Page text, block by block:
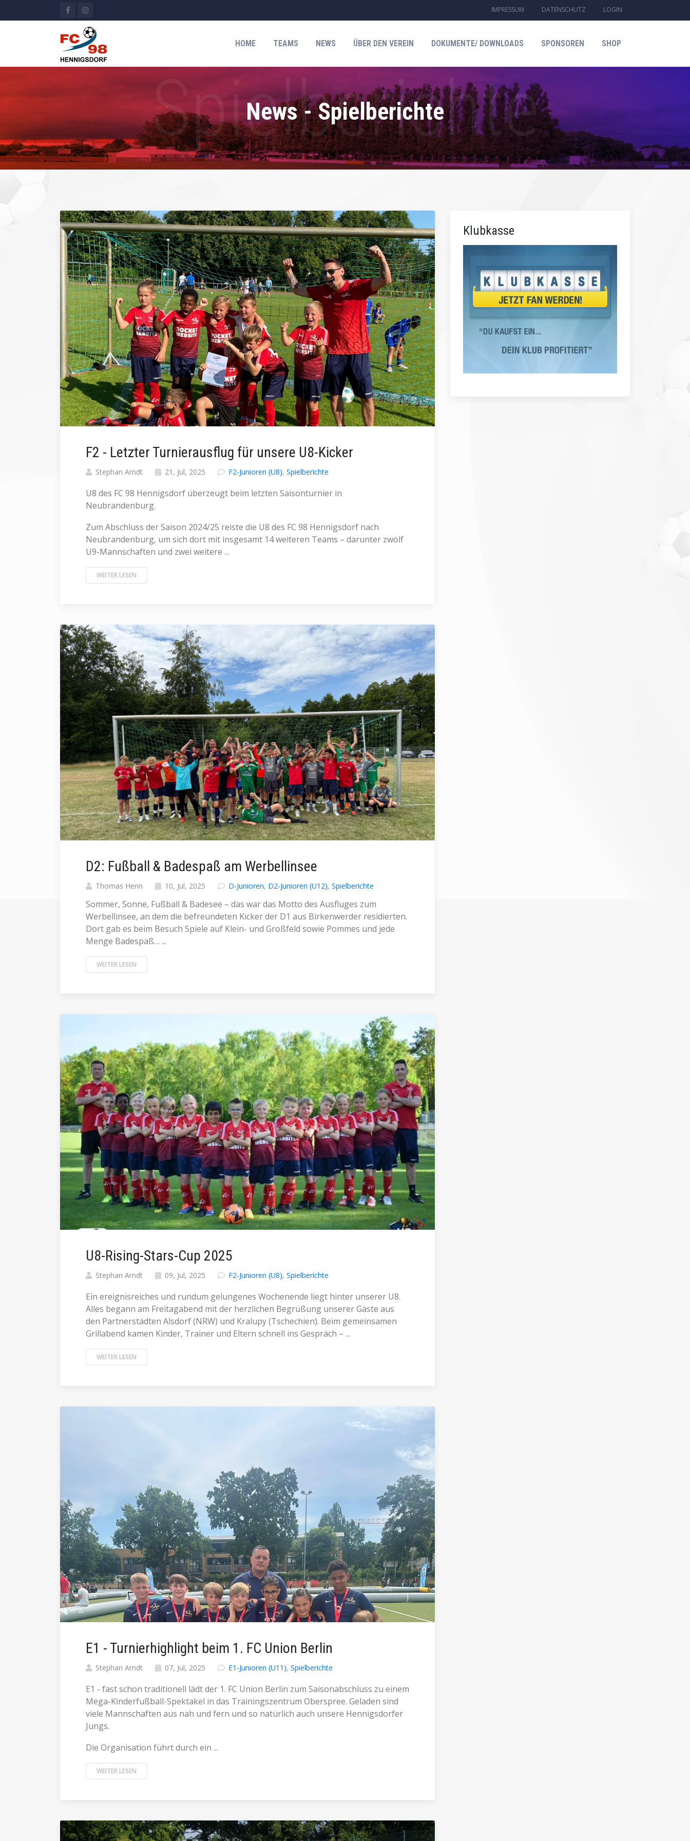
IMPRESSUM DATENSCHUTZ LOGIN
HOME TEAMS NEWS ÜBER DEN VEREIN DOKUMENTE/ DOWNLOADS SPONSOREN SHOP
News - Spielberichte
F2 - Letzter Turnierausflug für unsere U8-Kicker
Stephan Arndt 21, Jul, 2025 F2-Junioren (U8), Spielberichte
U8 des FC 98 Hennigsdorf überzeugt beim letzten Saisonturnier in
Neubrandenburg.
Zum Abschluss der Saison 2024/25 reiste die U8 des FC 98 Hennigsdorf nach
Neubrandenburg, um sich dort mit insgesamt 14 weiteren Teams – darunter zwölf
U9-Mannschaften und zwei weitere ...
WEITER LESEN
D2: Fußball & Badespaß am Werbellinsee
Thomas Henn 10, Jul, 2025 D-Junioren, D2-Junioren (U12), Spielberichte
Sommer, Sonne, Fußball & Badesee – das war das Motto des Ausfluges zum
Werbellinsee, an dem die befreundeten Kicker der D1 aus Birkenwerder residierten.
Dort gab es beim Besuch Spiele auf Klein- und Großfeld sowie Pommes und jede
Menge Badespaß… ...
WEITER LESEN
U8-Rising-Stars-Cup 2025
Stephan Arndt 09, Jul, 2025 F2-Junioren (U8), Spielberichte
Ein ereignisreiches und rundum gelungenes Wochenende liegt hinter unserer U8.
Alles begann am Freitagabend mit der herzlichen Begrüßung unserer Gäste aus
den Partnerstädten Alsdorf (NRW) und Kralupy (Tschechien). Beim gemeinsamen
Grillabend kamen Kinder, Trainer und Eltern schnell ins Gespräch – ...
WEITER LESEN
E1 - Turnierhighlight beim 1. FC Union Berlin
Stephan Arndt 07, Jul, 2025 E1-Junioren (U11), Spielberichte
E1 - fast schon traditionell lädt der 1. FC Union Berlin zum Saisonabschluss zu einem
Mega-Kinderfußball-Spektakel in das Trainingszentrum Oberspree. Geladen sind
viele Mannschaften aus nah und fern und so natürlich auch unsere Hennigsdorfer
Jungs.
Die Organisation führt durch ein ...
WEITER LESEN
Klubkasse